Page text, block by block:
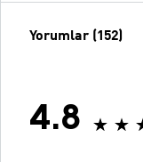
Yorumlar (152)
4.8